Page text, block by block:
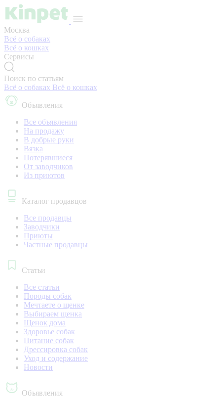
Москва
Всё о собаках
Всё о кошках
Сервисы
Поиск по статьям
Всё о собаках Всё о кошках
Объявления
Все объявления
На продажу
В добрые руки
Вязка
Потерявшиеся
От заводчиков
Из приютов
Каталог продавцов
Все продавцы
Заводчики
Приюты
Частные продавцы
Статьи
Все статьи
Породы собак
Мечтаете о щенке
Выбираем щенка
Щенок дома
Здоровье собак
Питание собак
Дрессировка собак
Уход и содержание
Новости
Объявления